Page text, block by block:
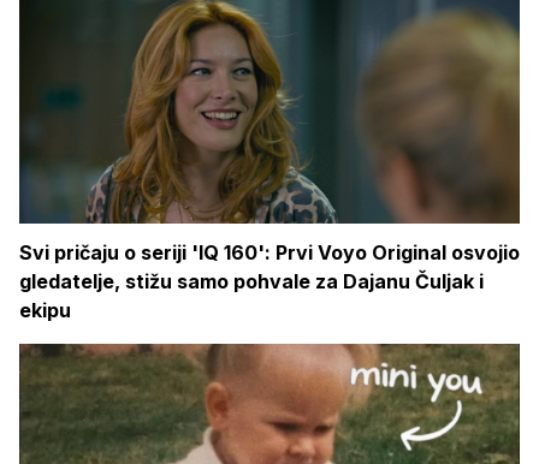
Svi pričaju o seriji 'IQ 160': Prvi Voyo Original osvojio
gledatelje, stižu samo pohvale za Dajanu Čuljak i
ekipu